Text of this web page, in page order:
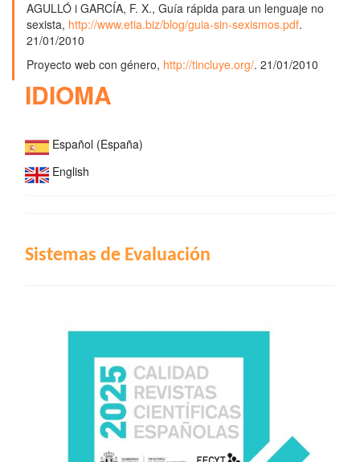
AGULLÓ i GARCÍA, F. X., Guía rápida para un lenguaje no
sexista, http://www.etia.biz/blog/guia-sin-sexismos.pdf.
21/01/2010
Proyecto web con género, http://tincluye.org/. 21/01/2010
IDIOMA
Español (España)
English
INDIZACIÓN
Sistemas de Evaluación